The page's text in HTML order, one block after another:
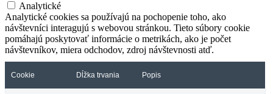
Analytické
Analytické cookies sa používajú na pochopenie toho, ako
návštevníci interagujú s webovou stránkou. Tieto súbory cookie
pomáhajú poskytovať informácie o metrikách, ako je počet
návštevníkov, miera odchodov, zdroj návštevnosti atď.
Cookie Dĺžka trvania Popis